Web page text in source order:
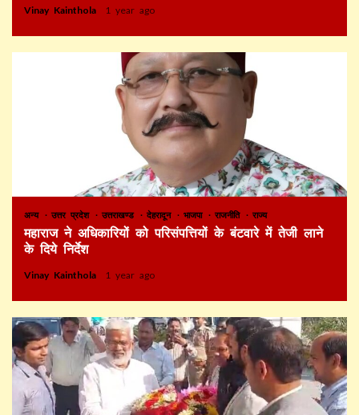
Vinay Kainthola 1 year ago
अन्य उत्तर प्रदेश उत्तराखण्ड देहरादून भाजपा राजनीति राज्य
महाराज ने अधिकारियों को परिसंपत्तियों के बंटवारे में तेजी लाने
के दिये निर्देश
Vinay Kainthola 1 year ago